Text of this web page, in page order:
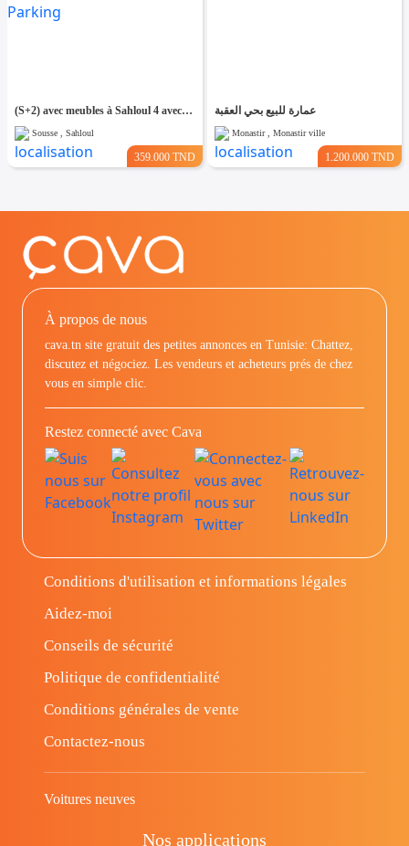
(S+2) avec meubles à Sahloul 4 avec Place de Parking
Sousse , Sahloul
359.000 TND
عمارة للبيع بحي العقبة
Monastir , Monastir ville
1.200.000 TND
À propos de nous
cava.tn site gratuit des petites annonces en Tunisie: Chattez,
discutez et négociez. Les vendeurs et acheteurs prés de chez
vous en simple clic.
Restez connecté avec Cava
Conditions d'utilisation et informations légales
Aidez-moi
Conseils de sécurité
Politique de confidentialité
Conditions générales de vente
Contactez-nous
Voitures neuves
Nos applications